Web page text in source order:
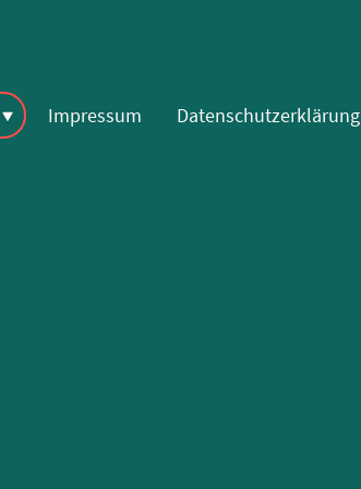
Impressum Datenschutzerklärung